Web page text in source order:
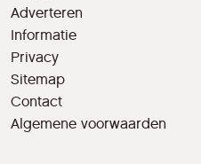
Adverteren
Informatie
Privacy
Sitemap
Contact
Algemene voorwaarden